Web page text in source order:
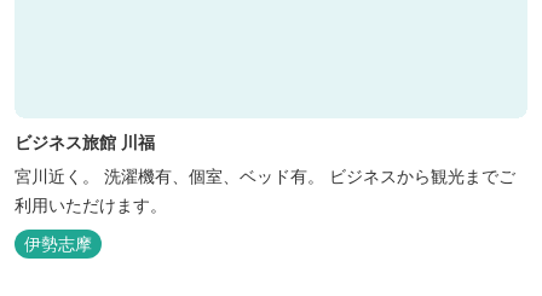
ビジネス旅館 川福
宮川近く。 洗濯機有、個室、ベッド有。 ビジネスから観光までご
利用いただけます。
伊勢志摩